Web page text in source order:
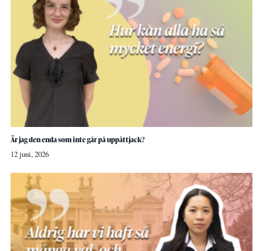
Är jag den enda som inte går på uppåttjack?
12 juni, 2026